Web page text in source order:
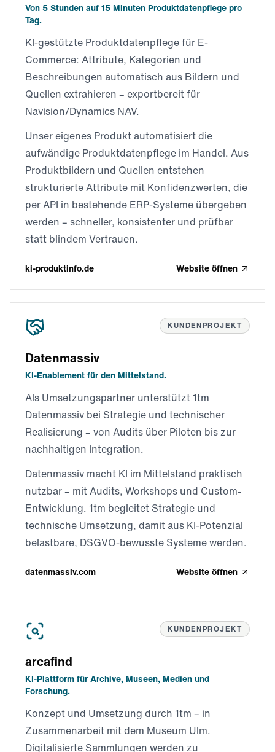
Von 5 Stunden auf 15 Minuten Produktdatenpflege pro
Tag.
KI-gestützte Produktdatenpflege für E-
Commerce: Attribute, Kategorien und
Beschreibungen automatisch aus Bildern und
Quellen extrahieren – exportbereit für
Navision/Dynamics NAV.
Unser eigenes Produkt automatisiert die
aufwändige Produktdatenpflege im Handel. Aus
Produktbildern und Quellen entstehen
strukturierte Attribute mit Konfidenzwerten, die
per API in bestehende ERP-Systeme übergeben
werden – schneller, konsistenter und prüfbar
statt blindem Vertrauen.
ki-produktinfo.de Website öffnen
KUNDENPROJEKT
Datenmassiv
KI-Enablement für den Mittelstand.
Als Umsetzungspartner unterstützt 1tm
Datenmassiv bei Strategie und technischer
Realisierung – von Audits über Piloten bis zur
nachhaltigen Integration.
Datenmassiv macht KI im Mittelstand praktisch
nutzbar – mit Audits, Workshops und Custom-
Entwicklung. 1tm begleitet Strategie und
technische Umsetzung, damit aus KI-Potenzial
belastbare, DSGVO-bewusste Systeme werden.
datenmassiv.com Website öffnen
KUNDENPROJEKT
arcafind
KI-Plattform für Archive, Museen, Medien und
Forschung.
Konzept und Umsetzung durch 1tm – in
Zusammenarbeit mit dem Museum Ulm.
Digitalisierte Sammlungen werden zu